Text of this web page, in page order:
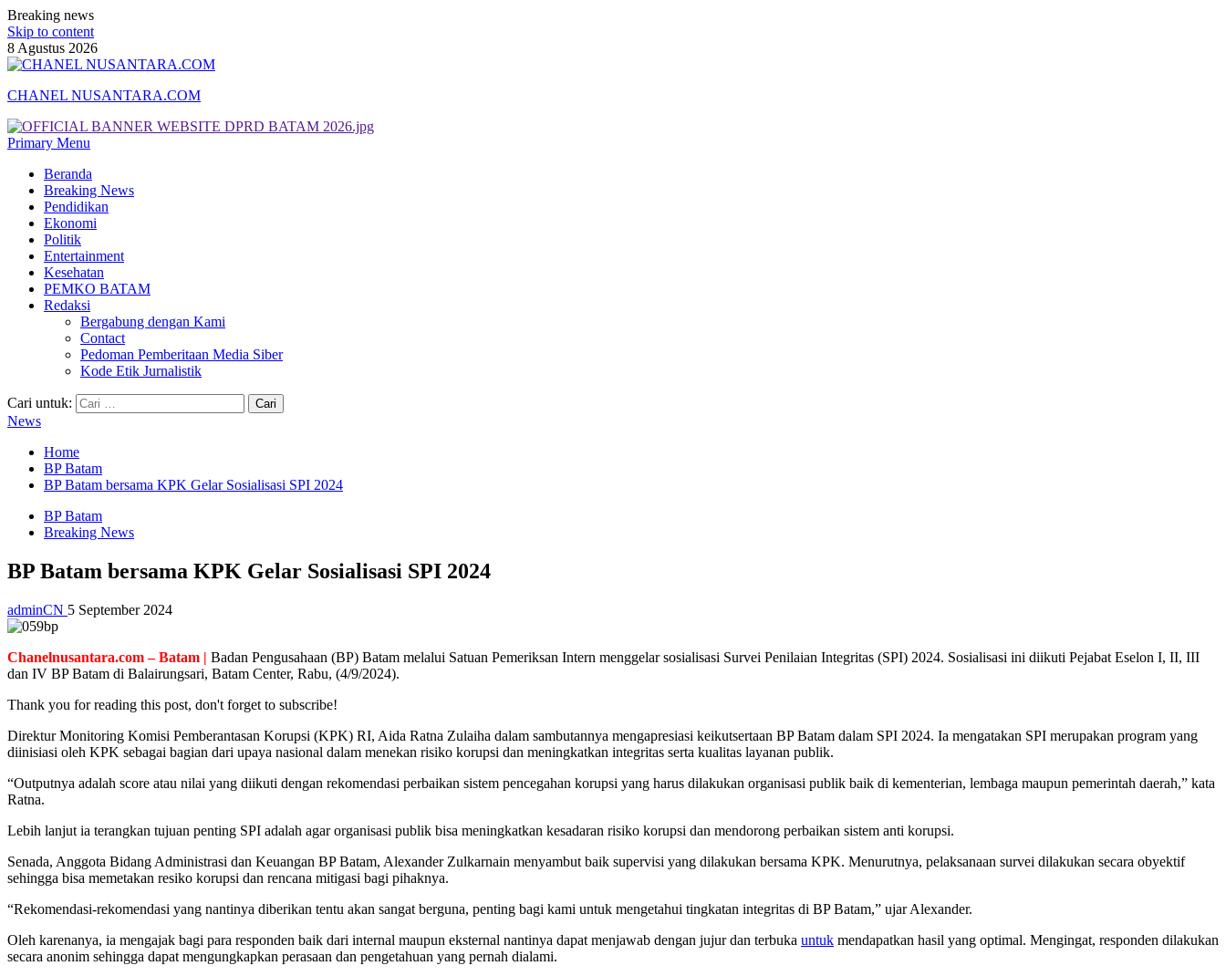
Breaking news
Skip to content
8 Agustus 2026
CHANEL NUSANTARA.COM
Primary Menu
Beranda
Breaking News
Pendidikan
Ekonomi
Politik
Entertainment
Kesehatan
PEMKO BATAM
Redaksi
Bergabung dengan Kami
Contact
Pedoman Pemberitaan Media Siber
Kode Etik Jurnalistik
Cari untuk:
News
Home
BP Batam
BP Batam bersama KPK Gelar Sosialisasi SPI 2024
BP Batam
Breaking News
BP Batam bersama KPK Gelar Sosialisasi SPI 2024
adminCN 5 September 2024
Chanelnusantara.com – Batam | Badan Pengusahaan (BP) Batam melalui Satuan Pemeriksan Intern menggelar sosialisasi Survei Penilaian Integritas (SPI) 2024. Sosialisasi ini diikuti Pejabat Eselon I, II, III
dan IV BP Batam di Balairungsari, Batam Center, Rabu, (4/9/2024).
Thank you for reading this post, don't forget to subscribe!
Direktur Monitoring Komisi Pemberantasan Korupsi (KPK) RI, Aida Ratna Zulaiha dalam sambutannya mengapresiasi keikutsertaan BP Batam dalam SPI 2024. Ia mengatakan SPI merupakan program yang
diinisiasi oleh KPK sebagai bagian dari upaya nasional dalam menekan risiko korupsi dan meningkatkan integritas serta kualitas layanan publik.
“Outputnya adalah score atau nilai yang diikuti dengan rekomendasi perbaikan sistem pencegahan korupsi yang harus dilakukan organisasi publik baik di kementerian, lembaga maupun pemerintah daerah,” kata
Ratna.
Lebih lanjut ia terangkan tujuan penting SPI adalah agar organisasi publik bisa meningkatkan kesadaran risiko korupsi dan mendorong perbaikan sistem anti korupsi.
Senada, Anggota Bidang Administrasi dan Keuangan BP Batam, Alexander Zulkarnain menyambut baik supervisi yang dilakukan bersama KPK. Menurutnya, pelaksanaan survei dilakukan secara obyektif
sehingga bisa memetakan resiko korupsi dan rencana mitigasi bagi pihaknya.
“Rekomendasi-rekomendasi yang nantinya diberikan tentu akan sangat berguna, penting bagi kami untuk mengetahui tingkatan integritas di BP Batam,” ujar Alexander.
Oleh karenanya, ia mengajak bagi para responden baik dari internal maupun eksternal nantinya dapat menjawab dengan jujur dan terbuka untuk mendapatkan hasil yang optimal. Mengingat, responden dilakukan
secara anonim sehingga dapat mengungkapkan perasaan dan pengetahuan yang pernah dialami.